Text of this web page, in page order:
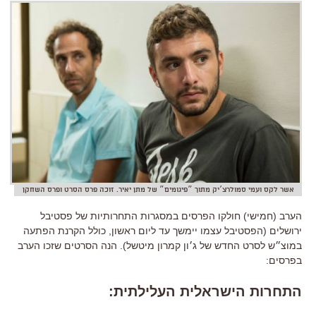
אשר לקס ועמי סמולרצ׳יק מתוך ״פיגומים״ של מתן יאיר. זוכה פרס הסרט ופרס השחקן
הערב (חמישי) חולקו הפרסים במסגרות התחרותיות של פסטיבל
ירושלים (הפסטיבל עצמו יימשך עד ליום ראשון, כולל הקרנת הפתעה
במוצ״ש לסרט החדש של ג׳ון קמרון מיטשל). הנה הסרטים שזכו הערב
בפרסים:
התחרות הישראלית העלילתית: